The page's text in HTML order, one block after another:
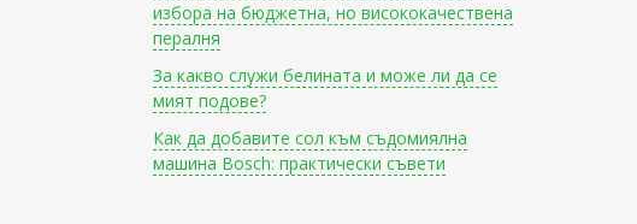
избора на бюджетна, но висококачествена
пералня
За какво служи белината и може ли да се
мият подове?
Как да добавите сол към съдомиялна
машина Bosch: практически съвети